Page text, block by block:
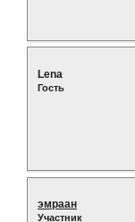
Lena
Гость
эмраан
Участник